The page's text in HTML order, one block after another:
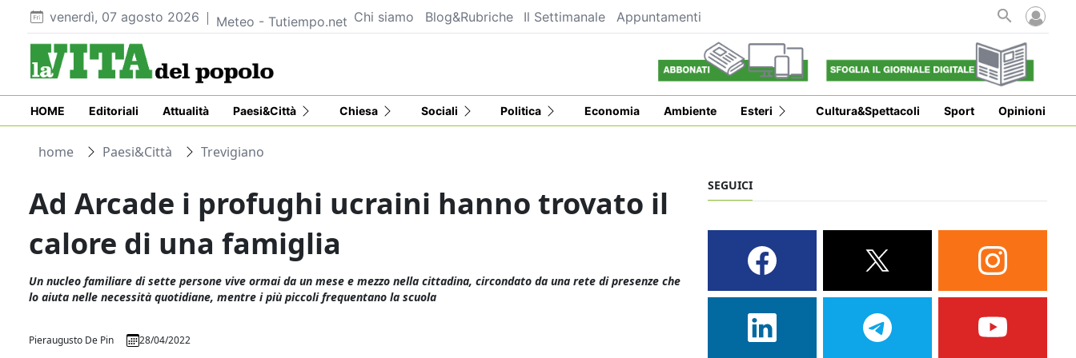
venerdì, 07 agosto 2026 Meteo - Tutiempo.net Chi siamo Blog&Rubriche Il Settimanale Appuntamenti
HOME Editoriali Attualità Paesi&Città Chiesa Sociali Politica Economia Ambiente Esteri Cultura&Spettacoli Sport Opinioni
home Paesi&Città Trevigiano
Ad Arcade i profughi ucraini hanno trovato il
calore di una famiglia
Un nucleo familiare di sette persone vive ormai da un mese e mezzo nella cittadina, circondato da una rete di presenze che
lo aiuta nelle necessità quotidiane, mentre i più piccoli frequentano la scuola
Pieraugusto De Pin 28/04/2022
SEGUICI